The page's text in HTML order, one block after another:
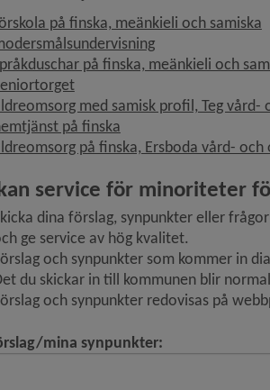
på finska, meänkieli och samiska
på finska, meänkieli och
med samisk profil, Teg vård-
på finska
på finska, Ersboda vård- och
service för minoriteter
dina förslag, synpunkter eller
ge service av hög kvalitet.
och synpunkter som kommer in
du skickar in till kommunen blir
och synpunkter redovisas på
mina synpunkter: